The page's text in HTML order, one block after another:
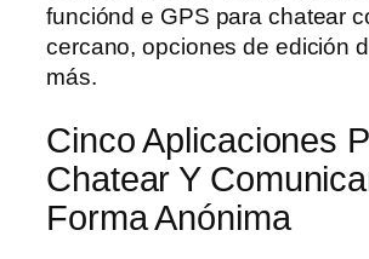
funciónd e GPS para chatear
cercano, opciones de edición
más.
Cinco Aplicaciones
Chatear Y
Forma Anónima